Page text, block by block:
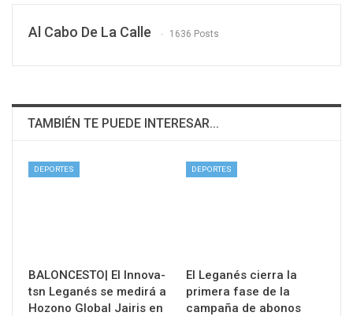
Al Cabo De La Calle 1636 Posts
TAMBIÉN TE PUEDE INTERESAR...
DEPORTES
BALONCESTO| El Innova-
tsn Leganés se medirá a
Hozono Global Jairis en
DEPORTES
El Leganés cierra la
primera fase de la
campaña de abonos